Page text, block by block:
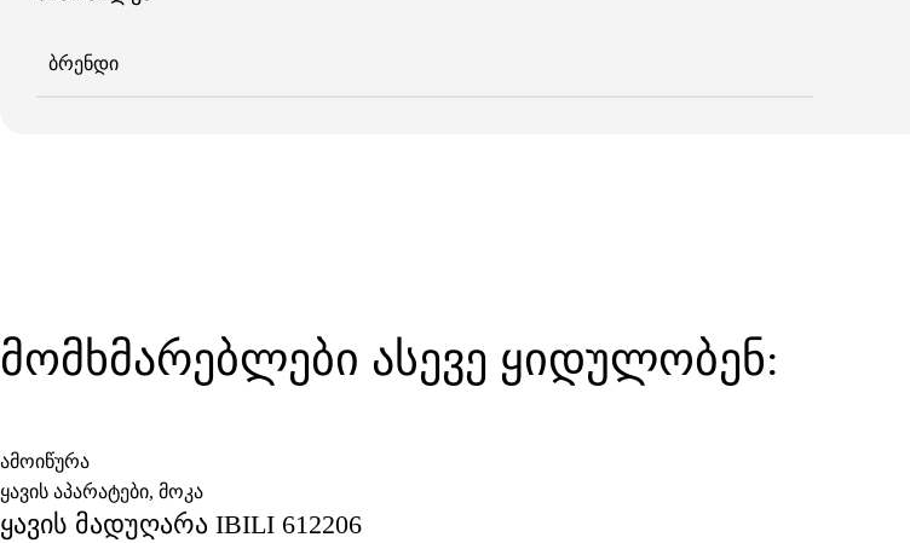
ᲑᲠᲔᲜᲓᲘ
მომხმარებლები ასევე ყიდულობენ:
ამოიწურა
ყავის აპარატები, მოკა
ყავის მადუღარა IBILI 612206